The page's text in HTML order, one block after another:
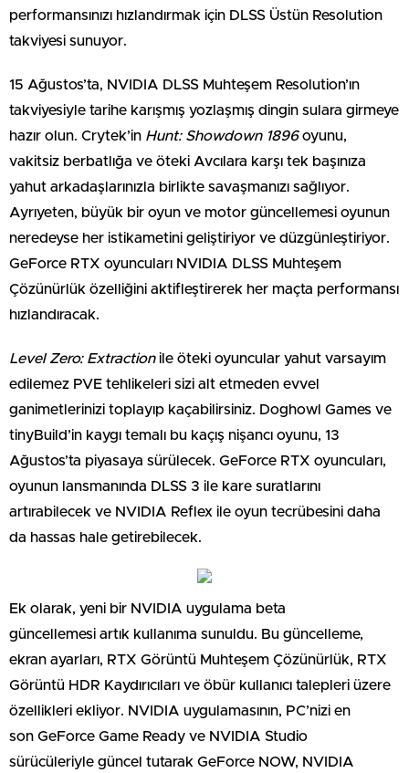
performansınızı hızlandırmak için DLSS Üstün Resolution
takviyesi sunuyor.
15 Ağustos’ta, NVIDIA DLSS Muhteşem Resolution’ın
takviyesiyle tarihe karışmış yozlaşmış dingin sulara girmeye
hazır olun. Crytek’in Hunt: Showdown 1896oyunu,
vakitsiz berbatlığa ve öteki Avcılara karşı tek başınıza
yahut arkadaşlarınızla birlikte savaşmanızı sağlıyor.
Ayrıyeten, büyük bir oyun ve motor güncellemesi oyunun
neredeyse her istikametini geliştiriyor ve düzgünleştiriyor.
GeForce RTX oyuncuları NVIDIA DLSS Muhteşem
Çözünürlük özelliğini aktifleştirerek her maçta performansı
hızlandıracak.
Level Zero: Extractionile öteki oyuncular yahut varsayım
edilemez PVE tehlikeleri sizi alt etmeden evvel
ganimetlerinizi toplayıp kaçabilirsiniz. Doghowl Games ve
tinyBuild’in kaygı temalı bu kaçış nişancı oyunu, 13
Ağustos’ta piyasaya sürülecek. GeForce RTX oyuncuları,
oyunun lansmanında DLSS 3 ile kare suratlarını
artırabilecek ve NVIDIA Reflex ile oyun tecrübesini daha
da hassas hale getirebilecek.
Ek olarak, yeni bir NVIDIA uygulama beta
güncellemesi artık kullanıma sunuldu. Bu güncelleme,
ekran ayarları, RTX Görüntü Muhteşem Çözünürlük, RTX
Görüntü HDR Kaydırıcıları ve öbür kullanıcı talepleri üzere
özellikleri ekliyor. NVIDIA uygulamasının, PC’nizi en
son GeForce Game Ready ve NVIDIA Studio
sürücüleriyle güncel tutarak GeForce NOW, NVIDIA